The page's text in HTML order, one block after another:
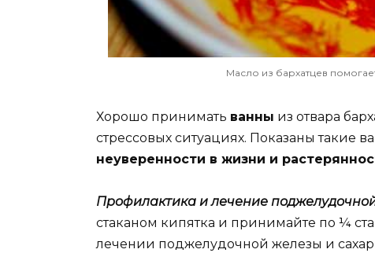
Масло из бархатцев
Хорошо принимать ванны из отвара
стрессовых ситуациях. Показаны такие
неуверенности в жизни и
Профилактика и лечение
стаканом кипятка и принимайте по ¼
лечении поджелудочной железы и